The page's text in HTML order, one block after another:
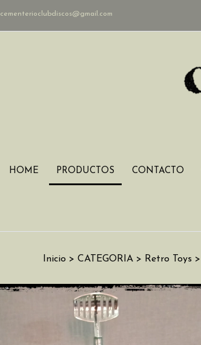
cementerioclubdiscos@gmail.com
HOME PRODUCTOS CONTACTO
Inicio > CATEGORIA > Retro Toys >